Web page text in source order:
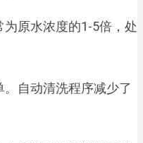
原水浓度的1-5倍，处
自动清洗程序减少了